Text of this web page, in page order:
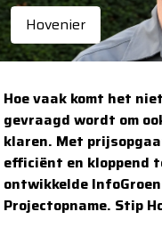
Hovenier
Hoe vaak komt het
gevraagd wordt om
klaren. Met
efficiënt en kloppend
ontwikkelde
Projectopname. Stip